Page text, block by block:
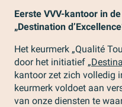
Eerste VVV-kantoor in
„Destination
Het keurmerk „Qualité
door het initiatief
kantoor zet zich volledig
keurmerk voldoet aan
van onze diensten te